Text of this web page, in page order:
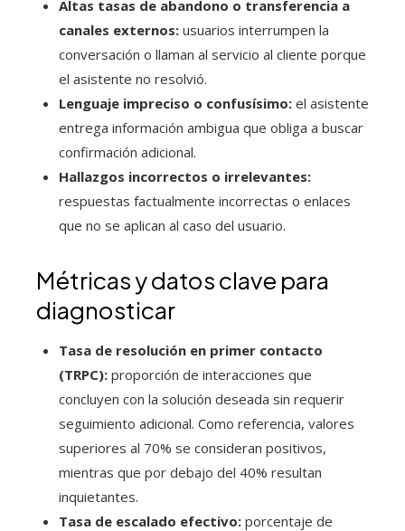
Altas tasas de abandono o transferencia a
canales externos: usuarios interrumpen la
conversación o llaman al servicio al cliente porque
el asistente no resolvió.
Lenguaje impreciso o confusísimo: el asistente
entrega información ambigua que obliga a buscar
confirmación adicional.
Hallazgos incorrectos o irrelevantes:
respuestas factualmente incorrectas o enlaces
que no se aplican al caso del usuario.
Métricas y datos clave para
diagnosticar
Tasa de resolución en primer contacto
(TRPC): proporción de interacciones que
concluyen con la solución deseada sin requerir
seguimiento adicional. Como referencia, valores
superiores al 70% se consideran positivos,
mientras que por debajo del 40% resultan
inquietantes.
Tasa de escalado efectivo: porcentaje de